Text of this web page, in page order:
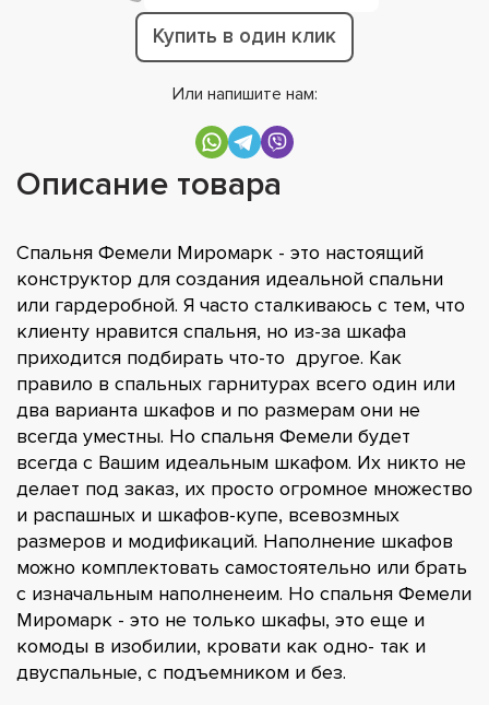
Купить в один клик
Или напишите нам:
Описание товара
Спальня Фемели Миромарк - это настоящий
конструктор для создания идеальной спальни
или гардеробной. Я часто сталкиваюсь с тем, что
клиенту нравится спальня, но из-за шкафа
приходится подбирать что-то другое. Как
правило в спальных гарнитурах всего один или
два варианта шкафов и по размерам они не
всегда уместны. Но спальня Фемели будет
всегда с Вашим идеальным шкафом. Их никто не
делает под заказ, их просто огромное множество
и распашных и шкафов-купе, всевозмных
размеров и модификаций. Наполнение шкафов
можно комплектовать самостоятельно или брать
с изначальным наполненеим. Но спальня Фемели
Миромарк - это не только шкафы, это еще и
комоды в изобилии, кровати как одно- так и
двуспальные, с подъемником и без.